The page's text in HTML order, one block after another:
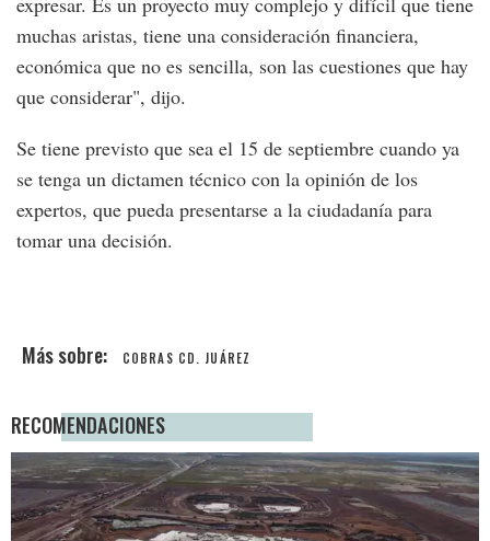
muchas aristas, tiene una consideración financiera,
económica que no es sencilla, son las cuestiones que hay
que considerar", dijo.
Se tiene previsto que sea el 15 de septiembre cuando ya
se tenga un dictamen técnico con la opinión de los
expertos, que pueda presentarse a la ciudadanía para
tomar una decisión.
COBRAS CD. JUÁREZ
RECOMENDACIONES